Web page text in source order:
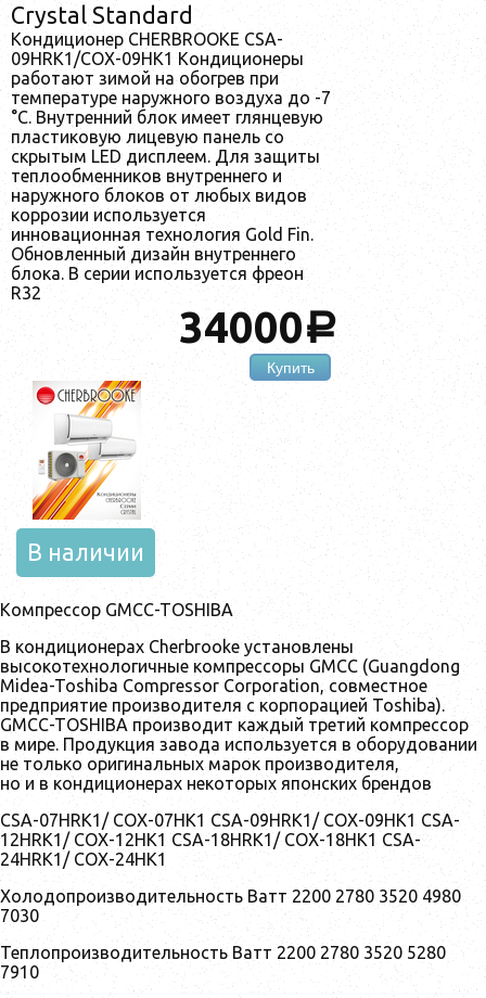
Crystal Standard
Кондиционер CHERBROOKE CSA-
09HRK1/COX-09HK1 Кондиционеры
работают зимой на обогрев при
температуре наружного воздуха до -7
°С. Внутренний блок имеет глянцевую
пластиковую лицевую панель со
скрытым LED дисплеем. Для защиты
теплообменников внутреннего и
наружного блоков от любых видов
коррозии используется
инновационная технология Gold Fin.
Обновленный дизайн внутреннего
блока. В серии используется фреон
R32
34000a
Купить
В наличии
Компрессор GMCC-TOSHIBA
В кондиционерах Cherbrooke установлены
высокотехнологичные компрессоры GMCC (Guangdong
Midea-Toshiba Compressor Corporation, совместное
предприятие производителя с корпорацией Toshiba).
GMCC-TOSHIBA производит каждый третий компрессор
в мире. Продукция завода используется в оборудовании
не только оригинальных марок производителя,
но и в кондиционерах некоторых японских брендов
CSA-07HRK1/ COX-07HK1 CSA-09HRK1/ COX-09HK1 CSA-
12HRK1/ COX-12HK1 CSA-18HRK1/ COX-18HK1 CSA-
24HRK1/ COX-24HK1
Холодопроизводительность Ватт 2200 2780 3520 4980
7030
Теплопроизводительность Ватт 2200 2780 3520 5280
7910